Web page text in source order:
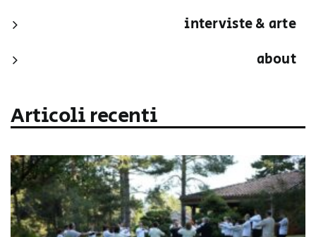
interviste & arte
about
Articoli recenti